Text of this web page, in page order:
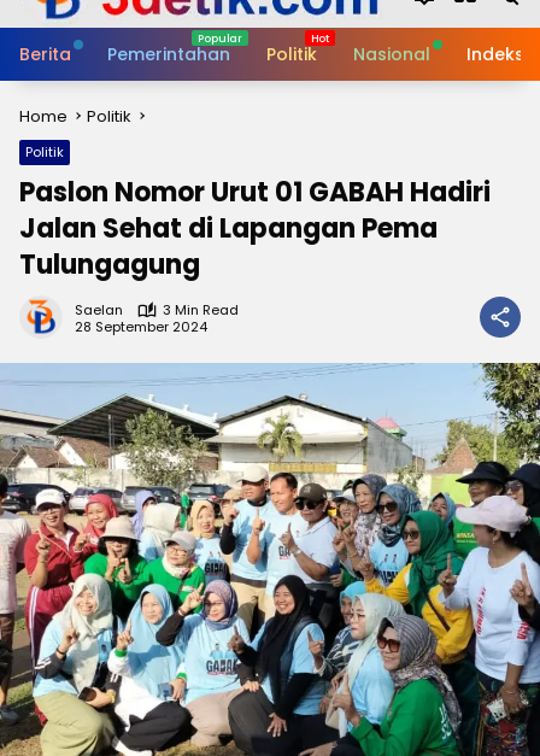
Berita Pemerintahan Politik Nasional Indeks
Home Politik
Politik
Paslon Nomor Urut 01 GABAH Hadiri
Jalan Sehat di Lapangan Pema
Tulungagung
Saelan
3 Min Read
28 September 2024